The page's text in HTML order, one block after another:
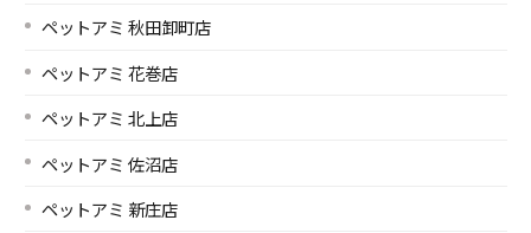
ペットアミ 秋田卸町店
ペットアミ 花巻店
ペットアミ 北上店
ペットアミ 佐沼店
ペットアミ 新庄店